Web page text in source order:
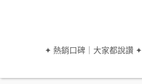
✦ 熱銷口碑｜大家都說讚 ✦